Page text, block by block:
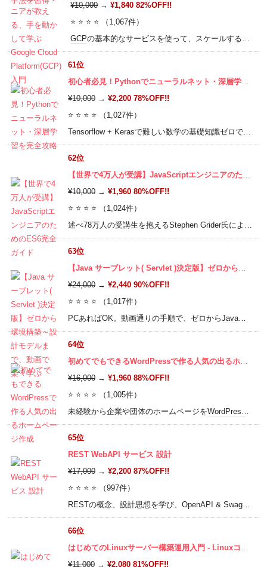
¥10,000→¥1,840 82%OFF!!
⭐ ⭐ ⭐ ⭐ （1,067件）
GCPの基本的なサービスを使って、スケールするインフラを作ってみよう!
61位
初心者必見！Pythonでニューラルネット・深層学習を完全攻略
¥10,000→ ¥2,200 78%OFF!!
⭐ ⭐ ⭐ ⭐ （1,027件）
Tensorflow + Kerasで難しい数学の基礎知識ゼロでも学べるAIとディープ・ラーニング(CNN・RNN)の基本
62位
【世界で4万人が受講】JavaScriptエンジニアのためのES6完全ガイド
¥10,000→ ¥1,960 80%OFF!!
⭐ ⭐ ⭐ ⭐ （1,024件）
述べ78万人の受講生を抱えるStephen Grider氏による大人気コースの完全日本語版。JSのメソッドのforEach、map、reduce、ES6で新しく登場した関数のデフォルト値やクラス、改善されたオブジェクト
63位
【Java サーブレット( Servlet )決定版】ゼロから環境構築～設計モデルまで、動画で楽々学ぶ
¥24,000→ ¥2,440 90%OFF!!
⭐ ⭐ ⭐ ⭐ （1,017件）
PCあればOK。動画通りの手順で、ゼロからJava環境構
64位
初めてでもできるWordPressで作る人気の出るホームページ作成
¥16,000→ ¥1,960 88%OFF!!
⭐ ⭐ ⭐ ⭐ （1,005件）
未経験から企業や団体のホームページをWordPress （
65位
REST WebAPI サービス 設計
¥17,000→ ¥2,200 87%OFF!!
⭐ ⭐ ⭐ ⭐ （997件）
RESTの概念、設計思想を学び、OpenAPI & Swagger を利用した REST Web
66位
はじめてのLinuxサーバー構築運用入門 - Linuxコマンドラインを基礎から学び、自分のウェブサーバまで構築できる
¥11,000→ ¥2,080 81%OFF!!